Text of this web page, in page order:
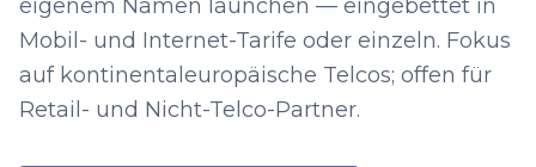
eigenem Namen launchen — eingebettet in
Mobil- und Internet-Tarife oder einzeln. Fokus
auf kontinentaleuropäische Telcos; offen für
Retail- und Nicht-Telco-Partner.